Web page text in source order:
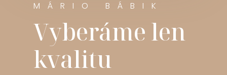
MÁRIO BÁBIK
Vyberáme len
kvalitu